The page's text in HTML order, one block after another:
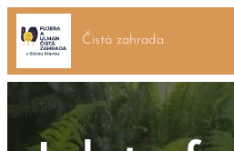
Čistá zahrada